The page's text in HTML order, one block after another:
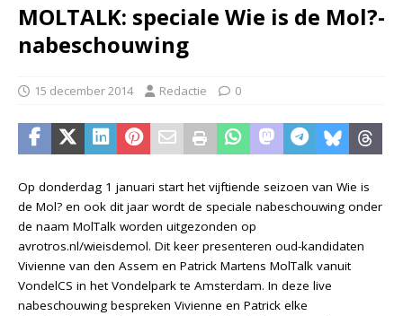
MOLTALK: speciale Wie is de Mol?-
nabeschouwing
15 december 2014 Redactie 0
Op donderdag 1 januari start het vijftiende seizoen van Wie is
de Mol? en ook dit jaar wordt de speciale nabeschouwing onder
de naam MolTalk worden uitgezonden op
avrotros.nl/wieisdemol. Dit keer presenteren oud-kandidaten
Vivienne van den Assem en Patrick Martens MolTalk vanuit
VondelCS in het Vondelpark te Amsterdam. In deze live
nabeschouwing bespreken Vivienne en Patrick elke